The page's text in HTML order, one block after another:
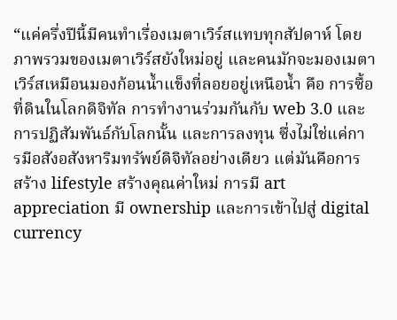
“แค่ครึ่งปีนี้มีคนทำเรื่องเมตาเวิร์สแทบทุกสัปดาห์ โดย
ภาพรวมของเมตาเวิร์สยังใหม่อยู่ และคนมักจะมองเมตา
เวิร์สเหมือนมองก้อนน้ำแข็งที่ลอยอยู่เหนือน้ำ คือ การซื้อ
ที่ดินในโลกดิจิทัล การทำงานร่วมกันกับ web 3.0 และ
การปฏิสัมพันธ์กับโลกนั้น และการลงทุน ซึ่งไม่ใช่แค่กา
รมีอสังอสังหาริมทรัพย์ดิจิทัลอย่างเดียว แต่มันคือการ
สร้าง lifestyle สร้างคุณค่าใหม่ การมี art
appreciation มี ownership และการเข้าไปสู่ digital
currency